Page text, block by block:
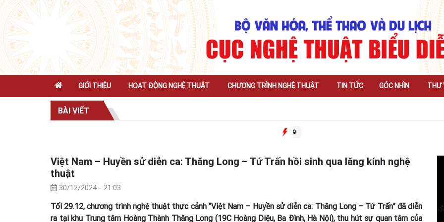
GIỚI THIỆU HOẠT ĐỘNG NGHỆ THUẬT CHƯƠNG TRÌNH NGHỆ THUẬT TIN TỨC GÓC NHÌN THƯ
BÀI VIẾT
Việt Nam – Huyền sử diễn ca: Thăng Long – Tứ Trấn hồi sinh qua lăng kính nghệ
thuật
30/12/2024 - 21:03
Tối 29.12, chương trình nghệ thuật thực cảnh “Việt Nam – Huyền sử diễn ca: Thăng Long – Tứ Trấn” đã diễn
ra tại khu Trung tâm Hoàng Thành Thăng Long (19C Hoàng Diệu, Ba Đình, Hà Nội), thu hút sự quan tâm của